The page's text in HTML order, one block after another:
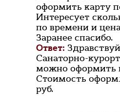
оформить карту
Интересует
по времени и
Заранее спасибо.
Ответ:
Санаторно-
можно оформить
Стоимость
руб.